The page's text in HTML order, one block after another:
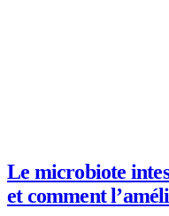
Le microbiote
et comment